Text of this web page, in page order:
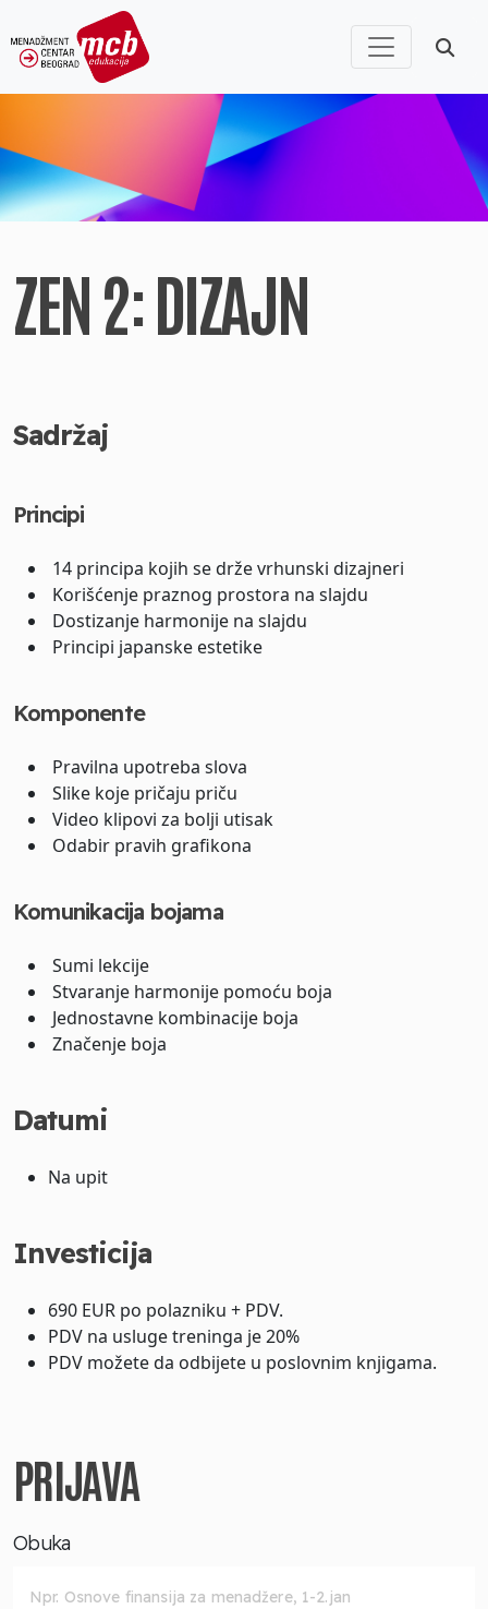
ZEN 2: DIZAJN
Sadržaj
Principi
14 principa kojih se drže vrhunski dizajneri
Korišćenje praznog prostora na slajdu
Dostizanje harmonije na slajdu
Principi japanske estetike
Komponente
Pravilna upotreba slova
Slike koje pričaju priču
Video klipovi za bolji utisak
Odabir pravih grafikona
Komunikacija bojama
Sumi lekcije
Stvaranje harmonije pomoću boja
Jednostavne kombinacije boja
Značenje boja
Datumi
Na upit
Investicija
690 EUR po polazniku + PDV.
PDV na usluge treninga je 20%
PDV možete da odbijete u poslovnim knjigama.
PRIJAVA
Obuka